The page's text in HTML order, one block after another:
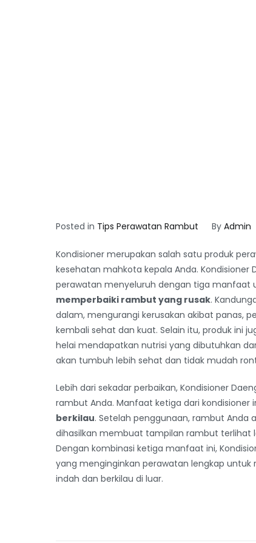
Posted in Tips Perawatan Rambut By Admin
Kondisioner merupakan salah satu produk
kesehatan mahkota kepala Anda. Kondisioner
perawatan menyeluruh dengan tiga manfaat
memperbaiki rambut yang rusak.
dalam, mengurangi kerusakan akibat panas,
kembali sehat dan kuat. Selain itu, produk ini
helai mendapatkan nutrisi yang dibutuhkan
akan tumbuh lebih sehat dan tidak mudah
Lebih dari sekadar perbaikan, Kondisioner
rambut Anda. Manfaat ketiga dari kondisioner
berkilau. Setelah penggunaan, rambut Anda
dihasilkan membuat tampilan rambut terlihat
Dengan kombinasi ketiga manfaat ini,
yang menginginkan perawatan lengkap
indah dan berkilau di luar.